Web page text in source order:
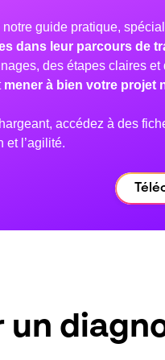
notre guide pratique,
dans leur parcours de
des étapes claires
mener à bien votre projet
accédez à des
et l’agilité.
un